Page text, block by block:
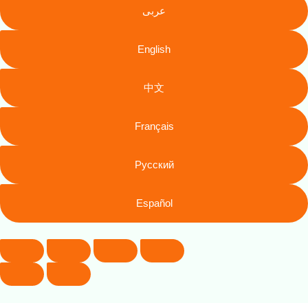
عربى
English
中文
Français
Русский
Español